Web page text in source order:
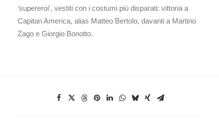
‘supereroi’, vestiti con i costumi più disparati: vittoria a
Capitan America, alias Matteo Bertolo, davanti a Martino
Zago e Giorgio Bonotto.